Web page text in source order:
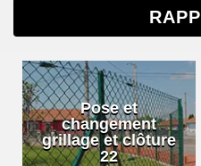
Pose et
changement
grillage et clôture
22